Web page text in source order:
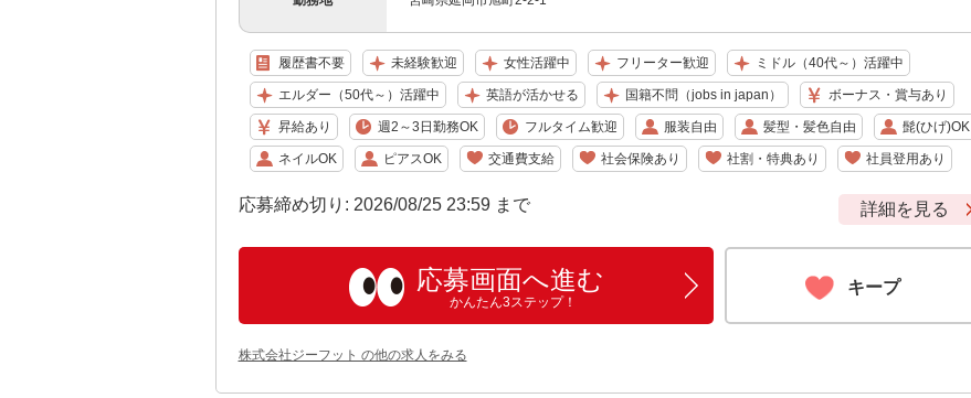
履歴書不要 未経験歓迎 女性活躍中 フリーター歓迎 ミドル（40代～）活躍中
エルダー（50代～）活躍中 英語が活かせる 国籍不問（jobs in japan） ボーナス・賞与あり
昇給あり 週2～3日勤務OK フルタイム歓迎 服装自由 髪型・髪色自由 髭(ひげ)OK
ネイルOK ピアスOK 交通費支給 社会保険あり 社割・特典あり 社員登用あり
応募締め切り: 2026/08/25 23:59 まで 詳細を見る
応募画面へ進む
かんたん3ステップ！
キープ
株式会社ジーフット の他の求人をみる